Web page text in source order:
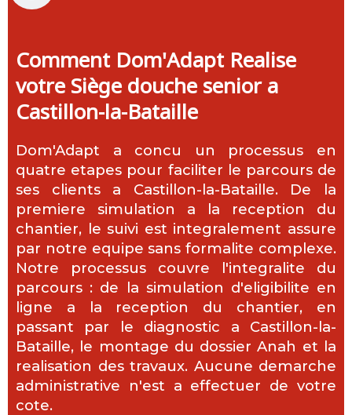
Comment Dom'Adapt Realise
votre Siège douche senior a
Castillon-la-Bataille
Dom'Adapt a concu un processus en
quatre etapes pour faciliter le parcours de
ses clients a Castillon-la-Bataille. De la
premiere simulation a la reception du
chantier, le suivi est integralement assure
par notre equipe sans formalite complexe.
Notre processus couvre l'integralite du
parcours : de la simulation d'eligibilite en
ligne a la reception du chantier, en
passant par le diagnostic a Castillon-la-
Bataille, le montage du dossier Anah et la
realisation des travaux. Aucune demarche
administrative n'est a effectuer de votre
cote.